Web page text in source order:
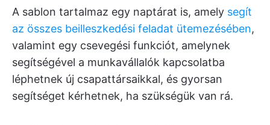
A sablon tartalmaz egy naptárat is, amely segít
az összes beilleszkedési feladat ütemezésében,
valamint egy csevegési funkciót, amelynek
segítségével a munkavállalók kapcsolatba
léphetnek új csapattársaikkal, és gyorsan
segítséget kérhetnek, ha szükségük van rá.